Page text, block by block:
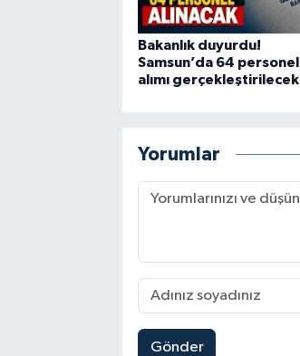
Bakanlık duyurdu!
Samsun’da 64 personel
alımı gerçekleştirilecek
Yorumlar
Gönder